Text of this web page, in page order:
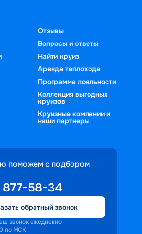
Отзывы
Вопросы и ответы
Найти круиз
Аренда теплохода
Программа лояльности
Коллекция выгодных
круизов
Круизные компании и
наши партнеры
поможем с подбором
877-58-34
обратный звонок
звонок ежедневно
по МСК